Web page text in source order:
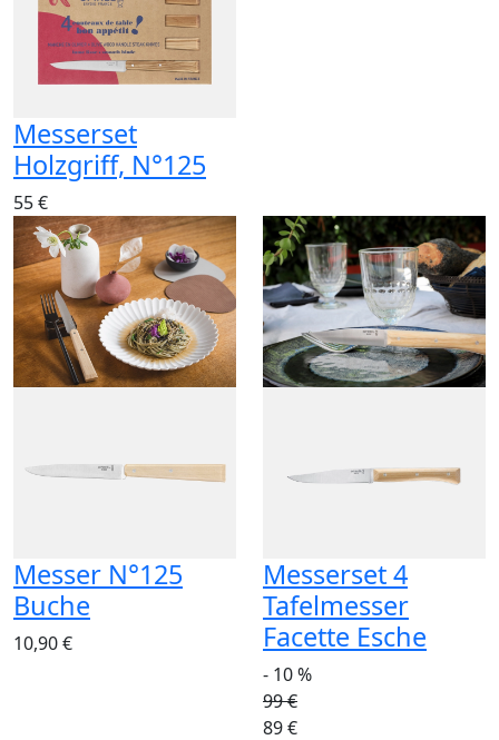
Messerset
Holzgriff, N°125
55 €
Messer N°125
Buche
10,90 €
Messerset 4
Tafelmesser
Facette Esche
- 10 %
99 €
89 €